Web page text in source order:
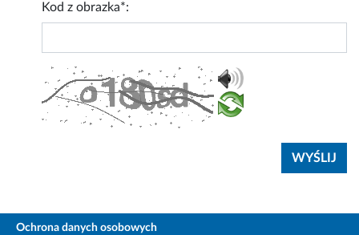
Kod z obrazka*:
Ochrona danych osobowych